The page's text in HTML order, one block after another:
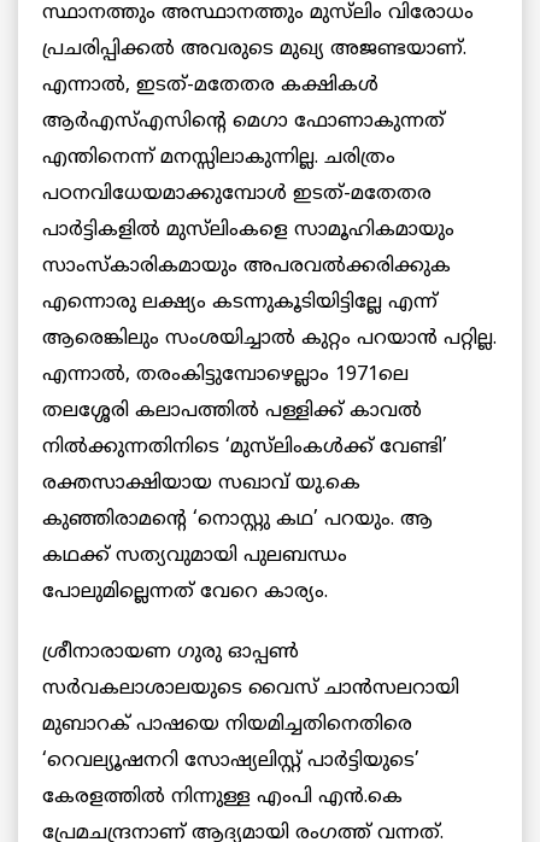
സ്ഥാനത്തും അസ്ഥാനത്തും മുസ്‌ലിം വിരോധം
പ്രചരിപ്പിക്കല്‍ അവരുടെ മുഖ്യ അജണ്ടയാണ്.
എന്നാല്‍, ഇടത്-മതേതര കക്ഷികള്‍
ആര്‍എസ്എസിന്റെ മെഗാ ഫോണാകുന്നത്
എന്തിനെന്ന് മനസ്സിലാകുന്നില്ല. ചരിത്രം
പഠനവിധേയമാക്കുമ്പോള്‍ ഇടത്-മതേതര
പാര്‍ട്ടികളില്‍ മുസ്‌ലിംകളെ സാമൂഹികമായും
സാംസ്കാരികമായും അപരവൽക്കരിക്കുക
എന്നൊരു ലക്ഷ്യം കടന്നുകൂടിയിട്ടില്ലേ എന്ന്
ആരെങ്കിലും സംശയിച്ചാല്‍ കുറ്റം പറയാന്‍ പറ്റില്ല.
എന്നാല്‍, തരംകിട്ടുമ്പോഴെല്ലാം 1971ലെ
തലശ്ശേരി കലാപത്തില്‍ പള്ളിക്ക് കാവല്‍
നില്‍ക്കുന്നതിനിടെ ‘മുസ്‌ലിംകള്‍ക്ക് വേണ്ടി’
രക്തസാക്ഷിയായ സഖാവ് യു.കെ
കുഞ്ഞിരാമന്റെ ‘നൊസ്റ്റു കഥ’ പറയും. ആ
കഥക്ക് സത്യവുമായി പുലബന്ധം
പോലുമില്ലെന്നത് വേറെ കാര്യം.
ശ്രീനാരായണ ഗുരു ഓപ്പണ്‍
സര്‍വകലാശാലയുടെ വൈസ് ചാന്‍സലറായി
മുബാറക് പാഷയെ നിയമിച്ചതിനെതിരെ
‘റെവല്യൂഷനറി സോഷ്യലിസ്റ്റ് പാര്‍ട്ടിയുടെ’
കേരളത്തില്‍ നിന്നുള്ള എംപി എന്‍.കെ
പ്രേമചന്ദ്രനാണ് ആദ്യമായി രംഗത്ത് വന്നത്.